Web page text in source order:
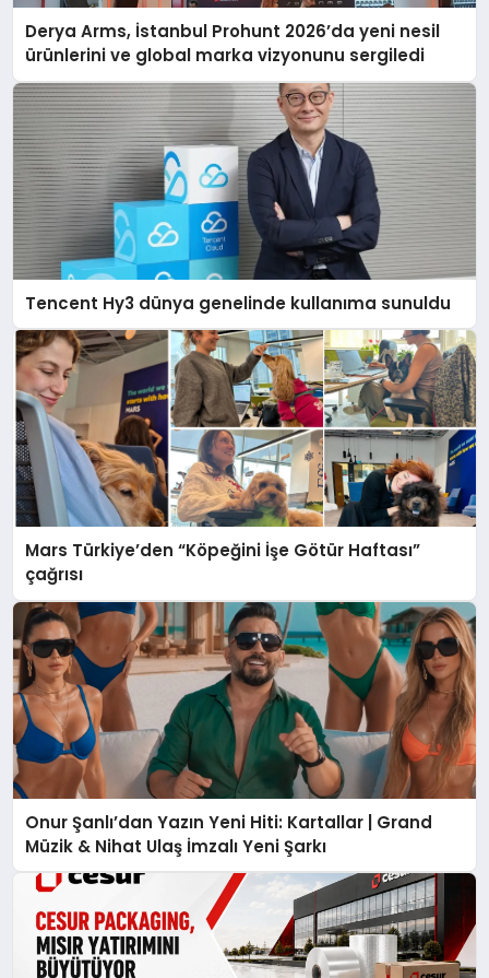
Derya Arms, İstanbul Prohunt 2026’da yeni nesil
ürünlerini ve global marka vizyonunu sergiledi
Tencent Hy3 dünya genelinde kullanıma sunuldu
Mars Türkiye’den “Köpeğini İşe Götür Haftası”
çağrısı
Onur Şanlı’dan Yazın Yeni Hiti: Kartallar | Grand
Müzik & Nihat Ulaş İmzalı Yeni Şarkı